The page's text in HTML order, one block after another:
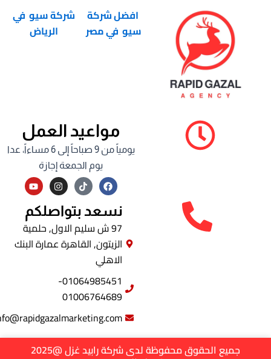
افضل شركة
سيو في مصر
شركة سيو في
الرياض
مواعيد العمل
يومياً من 9 صباحاً إلى 6 مساءاً، عدا
يوم الجمعة إجازة
F
a
c
e
b
o
o
k
I
n
s
t
a
g
r
a
Y
o
u
t
u
b
e
نسعد بتواصلكم
97 ش سليم الاول, حلمية
الزيتون, القاهرة عمارة البنك
الاهلي
01064985451-
01006764689
info@rapidgazalmarketing.com
جميع الحقوق محفوظة لدى شركة رابيد غزل @2025